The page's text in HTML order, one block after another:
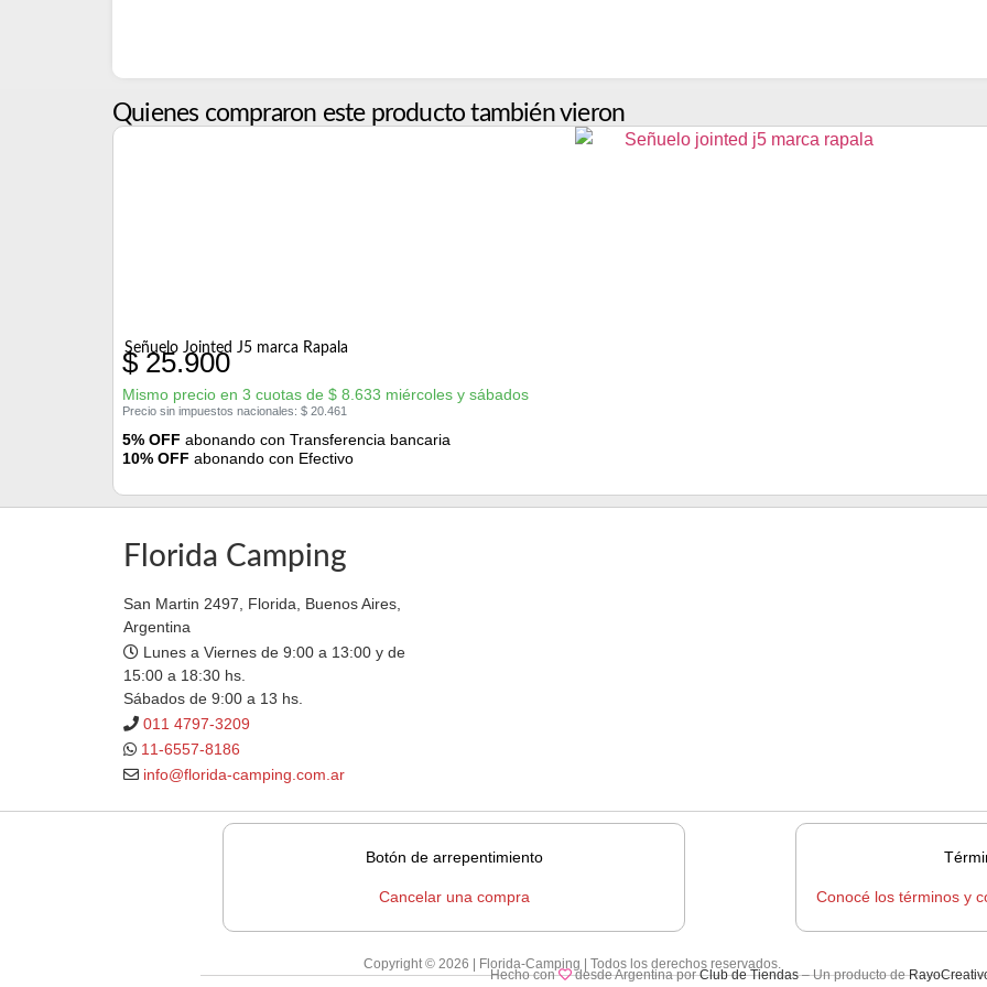
Quienes compraron este producto también vieron
Señuelo Jointed J5 marca Rapala
$25.900
Mismo precio en 3 cuotas de $ 8.633 miércoles y sábados
Precio sin impuestos nacionales: $ 20.461
5% OFF abonando con Transferencia bancaria
10% OFF abonando con Efectivo
Florida Camping
San Martin 2497, Florida, Buenos Aires,
Argentina
Lunes a Viernes de 9:00 a 13:00 y de
15:00 a 18:30 hs.
Sábados de 9:00 a 13 hs.
011 4797-3209
11-6557-8186
info@florida-camping.com.ar
Botón de arrepentimiento
Cancelar una compra Conocé los términos y
Copyright © 2026 | Florida-Camping | Todos los derechos reservados.
Hecho con desde Argentina porClub de Tiendas– Un producto de